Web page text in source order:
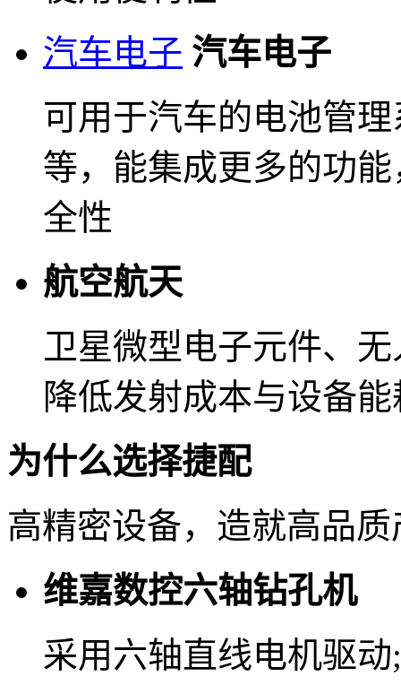
汽车电子 汽车电子
可用于汽车的电池管
等，能集成更多的功
全性
航空航天
卫星微型电子元件、
降低发射成本与设备能
为什么选择捷配
高精密设备，造就高品质
维嘉数控六轴钻孔机
采用六轴直线电机驱